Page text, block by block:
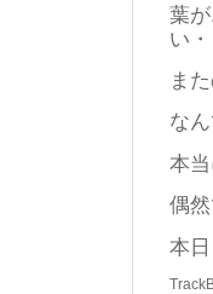
葉
い・
ま
な
本
偶
本